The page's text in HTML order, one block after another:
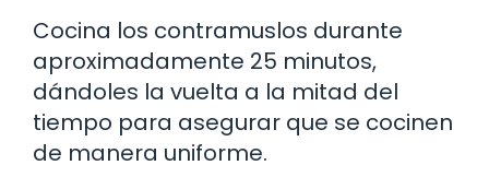
Cocina los contramuslos durante
aproximadamente 25 minutos,
dándoles la vuelta a la mitad del
tiempo para asegurar que se cocinen
de manera uniforme.